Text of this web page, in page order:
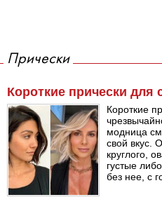
Прически
Короткие прически
Короткие
модница
свой вкус.
круглого,
густые
без нее, с